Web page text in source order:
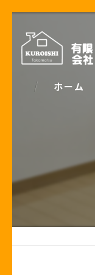
ホーム